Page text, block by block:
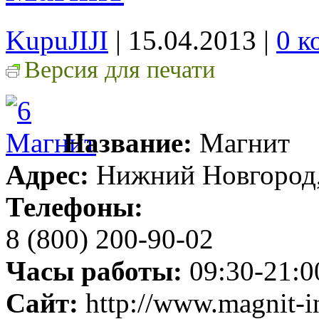
KupuJIJI | 15.04.2013 | 0
Версия для печати
Название: Магнит
Адрес: Нижний
Телефоны:
8 (800) 200-90-02
Часы работы: 09:30-
Сайт: http://www.magnit-